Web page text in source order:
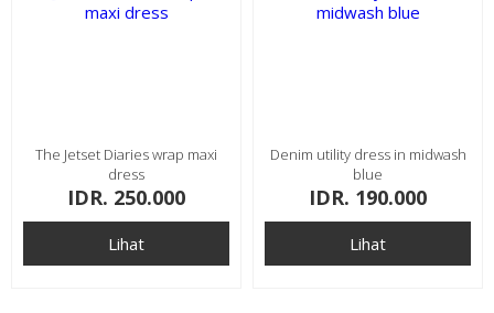
The Jetset Diaries wrap maxi
dress
IDR. 250.000
Lihat
Denim utility dress in midwash
blue
IDR. 190.000
Lihat